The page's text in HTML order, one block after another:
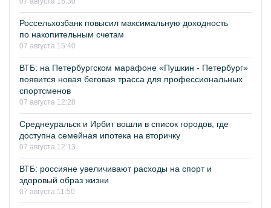
Россельхозбанк повысил максимальную доходность
по накопительным счетам
07 августа 15:40
ВТБ: на Петербургском марафоне «Пушкин - Петербург»
появится новая беговая трасса для профессиональных
спортсменов
07 августа 12:28
Среднеуральск и Ирбит вошли в список городов, где
доступна семейная ипотека на вторичку
07 августа 12:13
ВТБ: россияне увеличивают расходы на спорт и
здоровый образ жизни
07 августа 11:50